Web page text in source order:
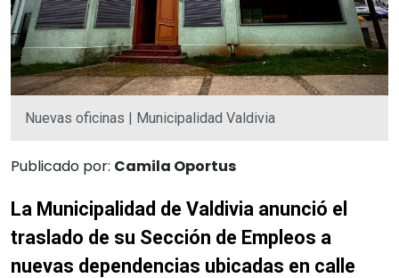
Nuevas oficinas | Municipalidad Valdivia
Publicado por: Camila Oportus
La Municipalidad de Valdivia anunció el
traslado de su Sección de Empleos a
nuevas dependencias ubicadas en calle